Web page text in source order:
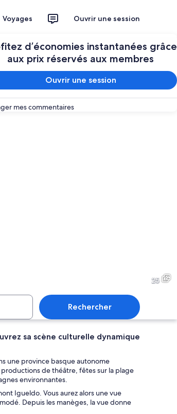
Voyages Ouvrir une session
d’économies instantanées grâce
aux prix réservés aux membres
Ouvrir une session
mes commentaires
Planifier mon voyage
25
Rechercher
sa scène culturelle dynamique
une province basque autonome
de théâtre, fêtes sur la plage
environnantes.
Igueldo. Vous aurez alors une vue
Depuis les manèges, la vue donne